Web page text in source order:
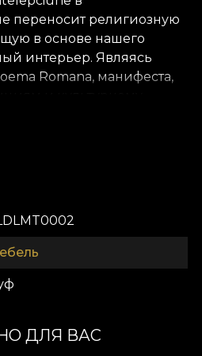
переносит религиозную
в основе нашего
интерьер. Являясь
Romana, манифеста,
и культурному
один из источников
и личному
обтянута
Он очень мягкий на
изделие выглядит
эстетикой, эта вещь
ДЛЯ ВАС